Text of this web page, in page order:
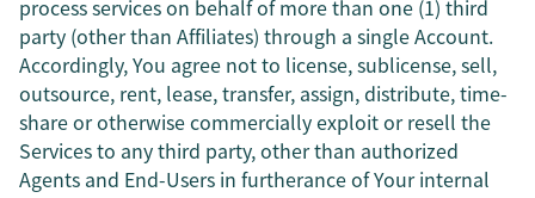
process services on behalf of more than one (1) third
party (other than Affiliates) through a single Account.
Accordingly, You agree not to license, sublicense, sell,
outsource, rent, lease, transfer, assign, distribute, time-
share or otherwise commercially exploit or resell the
Services to any third party, other than authorized
Agents and End-Users in furtherance of Your internal